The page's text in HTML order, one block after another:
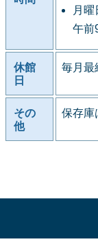
月
午前
休館
日
毎月最
その
他
保存庫